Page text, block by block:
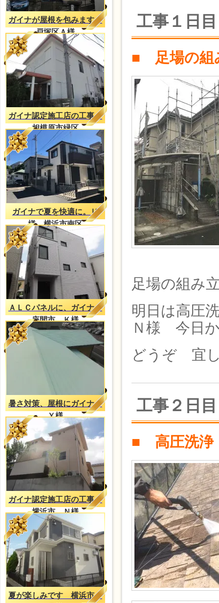
ガイナが屋根を包みます。
戸塚区Ａ様
ガイナ認定施工店の工事
相模原市緑区
ガイナで夏を快適に。Ｕ
様 横浜市南区
ＡＬＣパネルに、ガイナ
座間市 Ｋ様
暑さ対策、屋根にガイナ
Ｙ様
ガイナ認定施工店の工事
横浜市 Ｎ様
夏が楽しみです 横浜市
工事１日目
■ 足場の組
足場の組
明日は高圧
Ｎ様 今日
どうぞ 宜
工事２日目
■ 高圧洗浄